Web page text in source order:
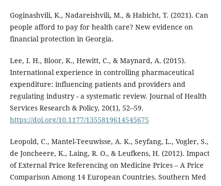
Goginashvili, K., Nadareishvili, M., & Habicht, T. (2021). Can
people afford to pay for health care? New evidence on
financial protection in Georgia.
Lee, I. H., Bloor, K., Hewitt, C., & Maynard, A. (2015).
International experience in controlling pharmaceutical
expenditure: influencing patients and providers and
regulating industry - a systematic review. Journal of Health
Services Research & Policy, 20(1), 52–59.
https://doi.org/10.1177/1355819614545675
Leopold, C., Mantel-Teeuwisse, A. K., Seyfang, L., Vogler, S.,
de Joncheere, K., Laing, R. O., & Leufkens, H. (2012). Impact
of External Price Referencing on Medicine Prices – A Price
Comparison Among 14 European Countries. Southern Med